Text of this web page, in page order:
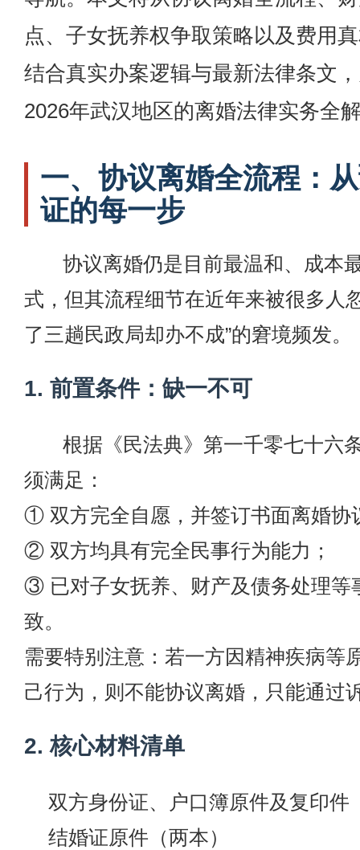
点、子女抚养权争取策略以及费用
结合真实办案逻辑与最新法律条文
2026年武汉地区的离婚法律实务全
一、协议离婚全流程：
证的每一步
协议离婚仍是目前最温和、成本
式，但其流程细节在近年来被很多人
了三趟民政局却办不成”的窘境频发。
1. 前置条件：缺一不可
根据《民法典》第一千零七十六
须满足：
① 双方完全自愿，并签订书面离婚协
② 双方均具有完全民事行为能力；
③ 已对子女抚养、财产及债务处理等
致。
需要特别注意：若一方因精神疾病等
己行为，则不能协议离婚，只能通过
2. 核心材料清单
双方身份证、户口簿原件及复印件
结婚证原件（两本）